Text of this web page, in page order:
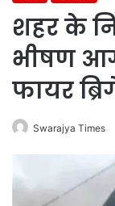
शहर के
भीषण
फायर
Swarajya Times